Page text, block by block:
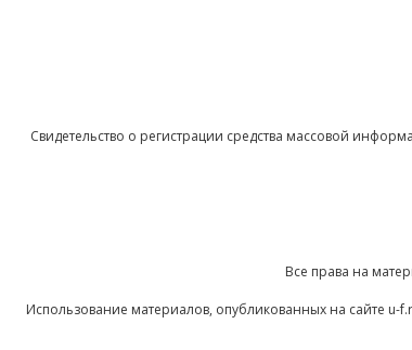
Свидетельство о регистрации средства массовой
Все права на
Использование материалов, опубликованных на сайте u-